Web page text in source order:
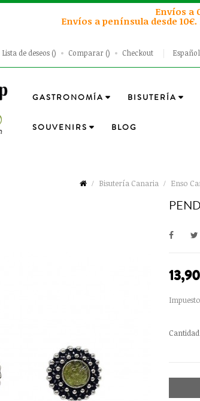
Envíos a
Envíos a península desde
Lista de deseos Comparar Checkout Español
GASTRONOMÍA BISUTERÍA
SOUVENIRS BLOG
Bisutería Canaria Enso
Cantidad